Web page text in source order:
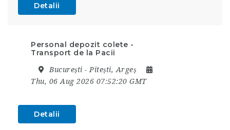
Detalii
Personal depozit colete -
Transport de la Pacii
București - Pitești, Argeș
Thu, 06 Aug 2026 07:52:20 GMT
Detalii